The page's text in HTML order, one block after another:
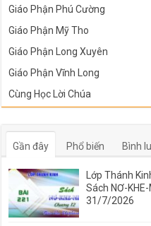
Giáo Phận Phú Cường
Giáo Phận Mỹ Tho
Giáo Phận Long Xuyên
Giáo Phận Vĩnh Long
Cùng Học Lời Chúa
Gần đây Phổ biến Bình
Lớp Thánh
Sách NƠ-
31/7/2026